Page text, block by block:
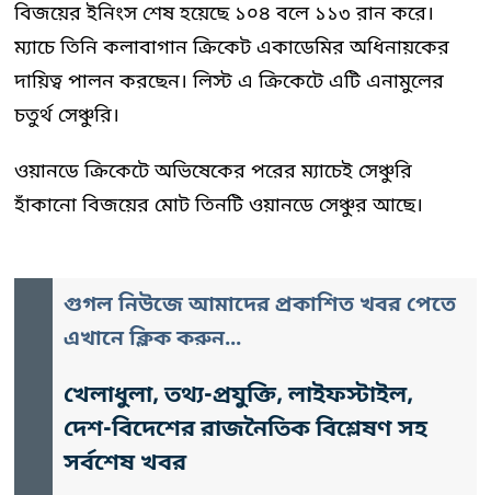
বিজয়ের ইনিংস শেষ হয়েছে ১০৪ বলে ১১৩ রান করে।
ম্যাচে তিনি কলাবাগান ক্রিকেট একাডেমির অধিনায়কের
দায়িত্ব পালন করছেন। লিস্ট এ ক্রিকেটে এটি এনামুলের
চতুর্থ সেঞ্চুরি।
ওয়ানডে ক্রিকেটে অভিষেকের পরের ম্যাচেই সেঞ্চুরি
হাঁকানো বিজয়ের মোট তিনটি ওয়ানডে সেঞ্চুর আছে।
গুগল নিউজে আমাদের প্রকাশিত খবর পেতে
এখানে ক্লিক করুন...
খেলাধুলা, তথ্য-প্রযুক্তি, লাইফস্টাইল,
দেশ-বিদেশের রাজনৈতিক বিশ্লেষণ সহ
সর্বশেষ খবর